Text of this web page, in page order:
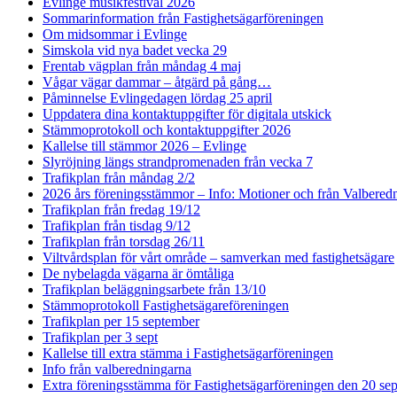
Sommarinformation från Fastighetsägarföreningen
Om midsommar i Evlinge
Simskola vid nya badet vecka 29
Frentab vägplan från måndag 4 maj
Vågar vägar dammar – åtgärd på gång…
Påminnelse Evlingedagen lördag 25 april
Uppdatera dina kontaktuppgifter för digitala utskick
Stämmoprotokoll och kontaktuppgifter 2026
Kallelse till stämmor 2026 – Evlinge
Slyröjning längs strandpromenaden från vecka 7
Trafikplan från måndag 2/2
2026 års föreningsstämmor – Info: Motioner och från
Trafikplan från fredag 19/12
Trafikplan från tisdag 9/12
Trafikplan från torsdag 26/11
Viltvårdsplan för vårt område – samverkan med fastighetsägare
De nybelagda vägarna är ömtåliga
Trafikplan beläggningsarbete från 13/10
Stämmoprotokoll Fastighetsägareföreningen
Trafikplan per 15 september
Trafikplan per 3 sept
Kallelse till extra stämma i Fastighetsägarföreningen
Info från valberedningarna
Extra föreningsstämma för Fastighetsägarföreningen den 20